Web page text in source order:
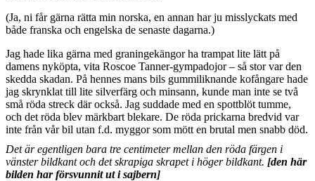
(Ja, ni får gärna rätta min norska, en annan har ju misslyckats med
både franska och engelska de senaste dagarna.)
Jag hade lika gärna med graningekängor ha trampat lite lätt på
damens nyköpta, vita Roscoe Tanner-gympadojor – så stor var den
skedda skadan. På hennes mans bils gummiliknande kofångare hade
jag skrynklat till lite silverfärg och minsann, kunde man inte se två
små röda streck där också. Jag suddade med en spottblöt tumme,
och det röda blev märkbart blekare. De röda prickarna bredvid var
inte från vår bil utan f.d. myggor som mött en brutal men snabb död.
Det är egentligen bara tre centimeter mellan den röda färgen i
vänster bildkant och det skrapiga skrapet i höger bildkant. [den här
bilden har försvunnit ut i sajbern]